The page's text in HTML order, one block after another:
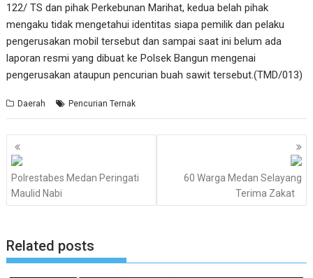
122/ TS dan pihak Perkebunan Marihat, kedua belah pihak
mengaku tidak mengetahui identitas siapa pemilik dan pelaku
pengerusakan mobil tersebut dan sampai saat ini belum ada
laporan resmi yang dibuat ke Polsek Bangun mengenai
pengerusakan ataupun pencurian buah sawit tersebut.(TMD/013)
Daerah Pencurian Ternak
Navigasi
pos
Polrestabes Medan Peringati
Maulid Nabi
60 Warga Medan Selayang
Terima Zakat
Related posts